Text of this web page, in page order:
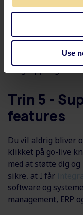
Use
Minimere
samt give dig de
Trin 5 -
features
Du vil aldrig bliver
klikket på go-live
med at støtte dig
sikre, at I får
software og
management, ERP